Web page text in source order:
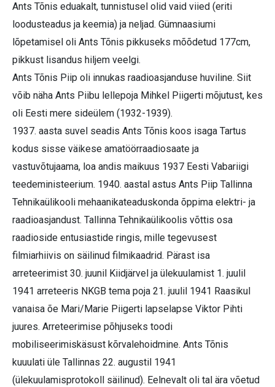
Ants Tõnis eduakalt, tunnistusel olid vaid viied (eriti
loodusteadus ja keemia) ja neljad. Gümnaasiumi
lõpetamisel oli Ants Tõnis pikkuseks mõõdetud 177cm,
pikkust lisandus hiljem veelgi.
Ants Tõnis Piip oli innukas raadioasjanduse huviline. Siit
võib näha Ants Piibu lellepoja Mihkel Piigerti mõjutust, kes
oli Eesti mere sideülem (1932-1939).
1937. aasta suvel seadis Ants Tõnis koos isaga Tartus
kodus sisse väikese amatöörraadiosaate ja
vastuvõtujaama, loa andis maikuus 1937 Eesti Vabariigi
teedeministeerium. 1940. aastal astus Ants Piip Tallinna
Tehnikaülikooli mehaanikateaduskonda õppima elektri- ja
raadioasjandust. Tallinna Tehnikaülikoolis võttis osa
raadioside entusiastide ringis, mille tegevusest
filmiarhiivis on säilinud filmikaadrid. Pärast isa
arreteerimist 30. juunil Kiidjärvel ja ülekuulamist 1. juulil
1941 arreteeris NKGB tema poja 21. juulil 1941 Raasikul
vanaisa õe Mari/Marie Piigerti lapselapse Viktor Pihti
juures. Arreteerimise põhjuseks toodi
mobiliseerimiskäsust kõrvalehoidmine. Ants Tõnis
kuuulati üle Tallinnas 22. augustil 1941
(ülekuulamisprotokoll säilinud). Eelnevalt oli tal ära võetud